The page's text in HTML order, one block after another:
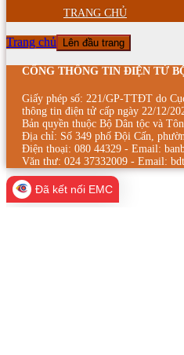
TRANG CHỦ
Trang chủ Lên đầu trang
CỔNG THÔNG TIN ĐIỆN TỬ
Giấy phép số: 221/GP-TTĐT do
thông tin điện tử cấp ngày 22/12/
Bản quyền thuộc Bộ Dân tộc và
Địa chỉ: Số 349 phố Đội Cấn,
Điện thoại: 080 44329 - Email:
Văn thư: 024 37332009 - Email:
Đã kết nối EMC